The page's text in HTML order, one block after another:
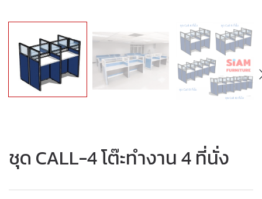
ชุด CALL-4 โต๊ะทำงาน 4 ที่นั่ง